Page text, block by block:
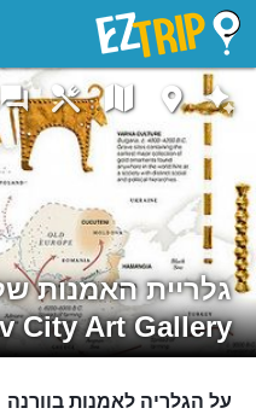
City Art Gallery
על הגלריה לאמנות בוורנה
EZTrip